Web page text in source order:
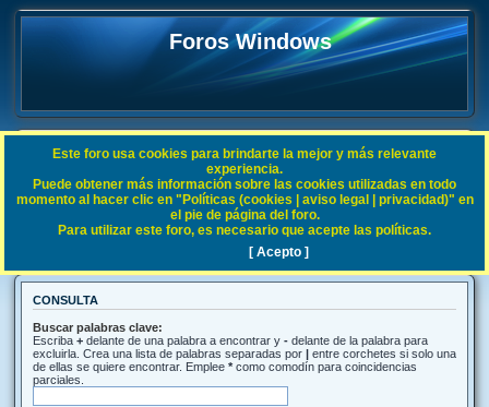
Foros Windows
FAQ
Índice general Buscar
Buscar
CONSULTA
Buscar palabras clave:
Escriba + delante de una palabra a encontrar y - delante de la palabra para
excluirla. Crea una lista de palabras separadas por | entre corchetes si solo una
de ellas se quiere encontrar. Emplee * como comodín para coincidencias
parciales.
Este foro usa cookies para brindarte la mejor y más relevante
experiencia.
Puede obtener más información sobre las cookies utilizadas en todo
momento al hacer clic en "Políticas (cookies | aviso legal | privacidad)" en
el pie de página del foro.
Para utilizar este foro, es necesario que acepte las políticas.
[ Acepto ]